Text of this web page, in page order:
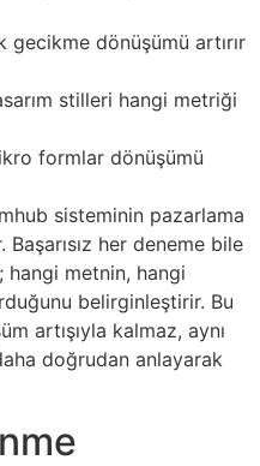
gecikme dönüşümü artırır
stilleri hangi metriği
formlar dönüşümü
sisteminin pazarlama
her deneme bile
metnin, hangi
belirginleştirir. Bu
artışıyla kalmaz, aynı
doğrudan anlayarak